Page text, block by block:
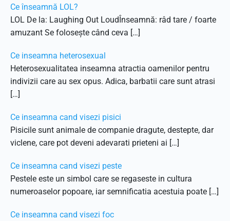
Ce înseamnă LOL?
LOL De la: Laughing Out LoudÎnseamnă: râd tare / foarte
amuzant Se folosește când ceva […]
Ce inseamna heterosexual
Heterosexualitatea inseamna atractia oamenilor pentru
indivizii care au sex opus. Adica, barbatii care sunt atrasi
[…]
Ce inseamna cand visezi pisici
Pisicile sunt animale de companie dragute, destepte, dar
viclene, care pot deveni adevarati prieteni ai […]
Ce inseamna cand visezi peste
Pestele este un simbol care se regaseste in cultura
numeroaselor popoare, iar semnificatia acestuia poate […]
Ce inseamna cand visezi foc